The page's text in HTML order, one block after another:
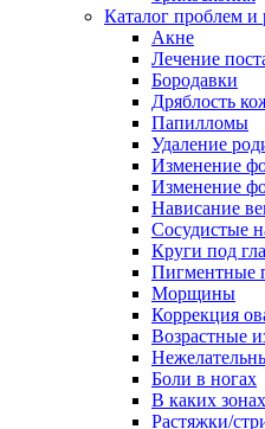
Каталог проблем
Акне
Лечение
Бородавки
Дряблость
Папилломы
Удаление
Изменение
Изменение
Нависание
Сосудистые
Круги под
Пигментные
Морщины
Коррекция
Возрастные
Боли в ногах
В каких
Растяжки/